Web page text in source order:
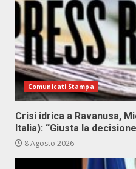
Comunicati Stampa
Crisi idrica a Ravanusa,
Italia): “Giusta la
8 Agosto 2026